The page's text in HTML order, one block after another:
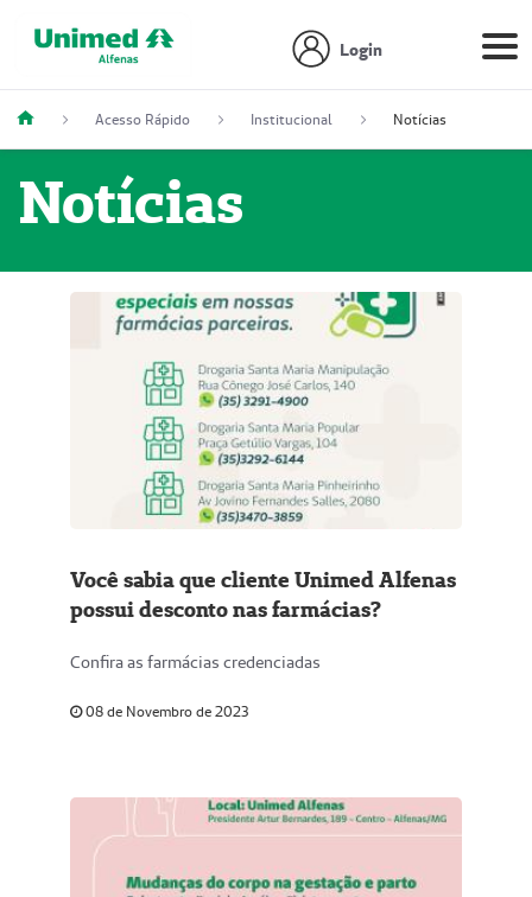
Login
Acesso Rápido Institucional Notícias
Notícias
Você sabia que cliente Unimed Alfenas
possui desconto nas farmácias?
Confira as farmácias credenciadas
08 de Novembro de 2023